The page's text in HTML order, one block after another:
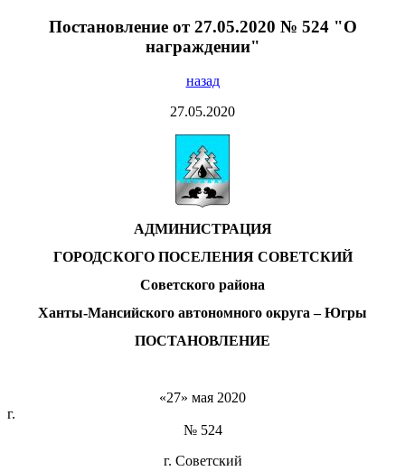
Постановление от 27.05.2020 № 524 "О
награждении"
назад
27.05.2020
АДМИНИСТРАЦИЯ
ГОРОДСКОГО ПОСЕЛЕНИЯ СОВЕТСКИЙ
Советского района
Ханты-Мансийского автономного округа – Югры
ПОСТАНОВЛЕНИЕ
«27» мая 2020
№ 524
г. Советский